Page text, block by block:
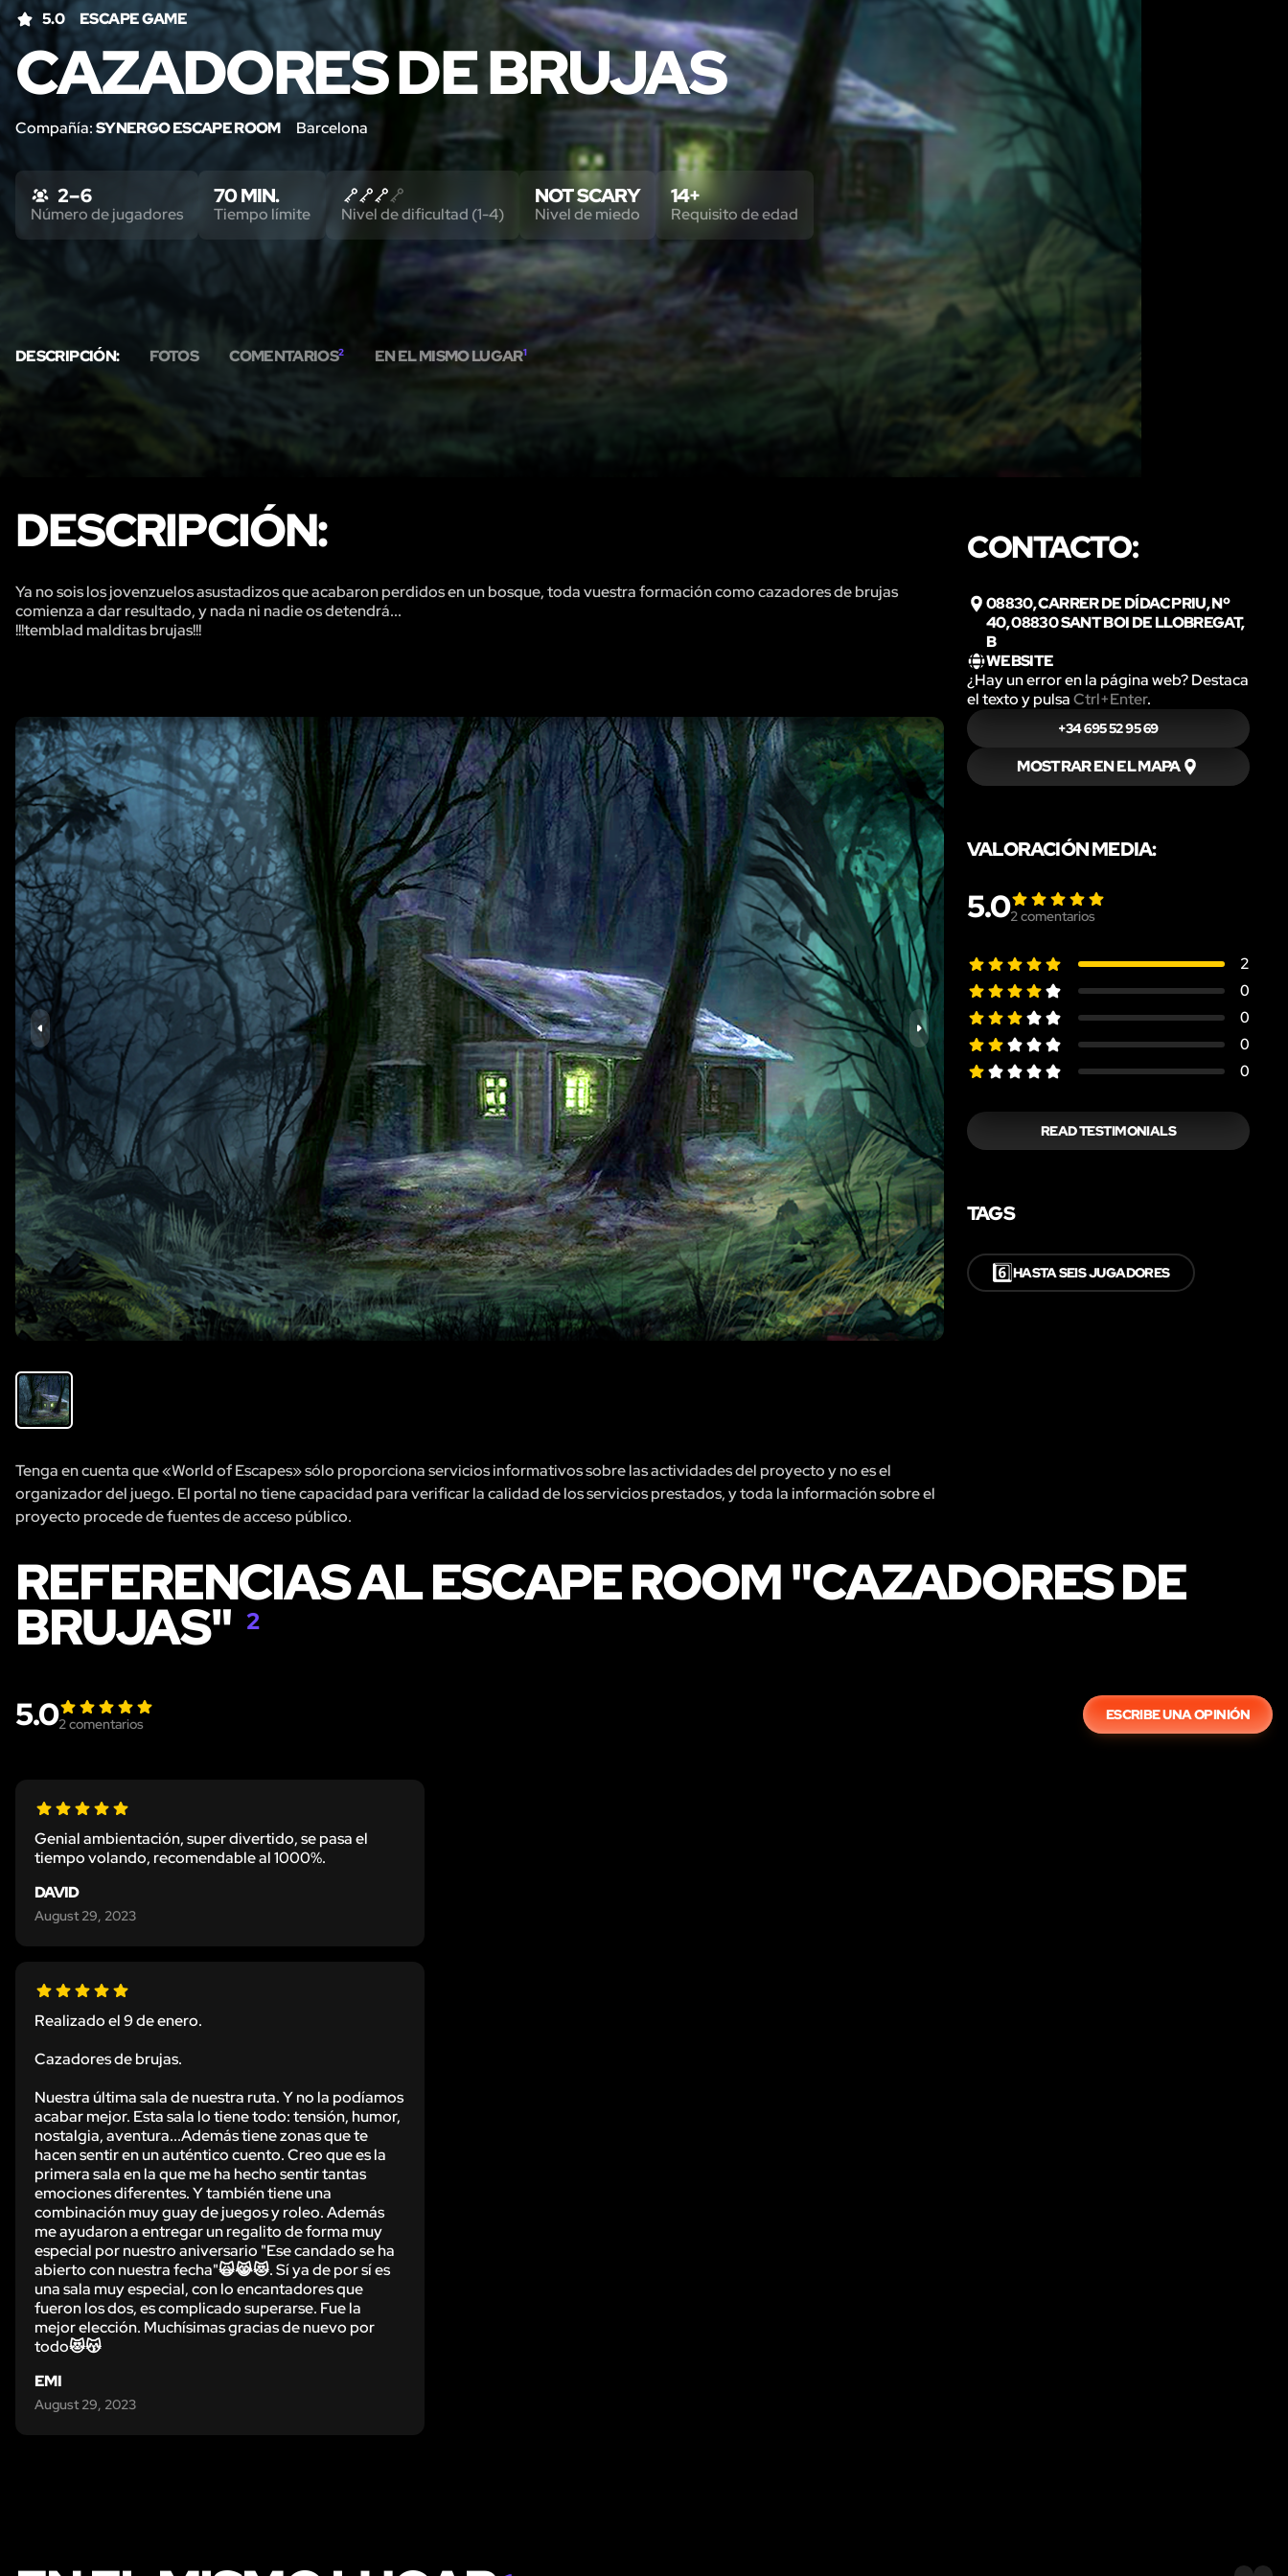
5.0 ESCAPE GAME
CAZADORES DE BRUJAS
Compañía:SYNERGO ESCAPE ROOM Barcelona
DESCRIPCIÓN: FOTOS COMENTARIOS2 EN EL MISMO LUGAR1
2 – 6
Número de jugadores
70 MIN.
Tiempo límite Nivel de dificultad (1-4)
NOT SCARY
Nivel de miedo
14+
Requisito de edad
DESCRIPCIÓN:
Ya no sois los jovenzuelos asustadizos que acabaron perdidos en un bosque, toda vuestra formación como cazadores de brujas
comienza a dar resultado, y nada ni nadie os detendrá...
!!!temblad malditas brujas!!!
Tenga en cuenta que «World of Escapes» sólo proporciona servicios informativos sobre las actividades del proyecto y no es el
organizador del juego. El portal no tiene capacidad para verificar la calidad de los servicios prestados, y toda la información sobre el
proyecto procede de fuentes de acceso público.
CONTACTO:
08830, CARRER DE DÍDAC PRIU, Nº
40, 08830 SANT BOI DE LLOBREGAT,
B
WEBSITE
¿Hay un error en la página web? Destaca
el texto y pulsaCtrl+Enter.
+34 695 52 95 69
MOSTRAR EN EL MAPA
VALORACIÓN MEDIA:
5.02comentarios
2
0
0
0
0
READ TESTIMONIALS
TAGS
6️⃣HASTA SEIS JUGADORES
REFERENCIAS AL ESCAPE ROOM "CAZADORES DE
BRUJAS"2
5.02comentarios
ESCRIBE UNA OPINIÓN
Genial ambientación, super divertido, se pasa el
tiempo volando, recomendable al 1000%.
DAVID
August 29, 2023
Realizado el 9 de enero.
Cazadores de brujas.
Nuestra última sala de nuestra ruta. Y no la podíamos
acabar mejor. Esta sala lo tiene todo: tensión, humor,
nostalgia, aventura...Además tiene zonas que te
hacen sentir en un auténtico cuento. Creo que es la
primera sala en la que me ha hecho sentir tantas
emociones diferentes. Y también tiene una
combinación muy guay de juegos y roleo. Además
me ayudaron a entregar un regalito de forma muy
especial por nuestro aniversario "Ese candado se ha
abierto con nuestra fecha"🙀😹😻. Sí ya de por sí es
una sala muy especial, con lo encantadores que
fueron los dos, es complicado superarse. Fue la
mejor elección. Muchísimas gracias de nuevo por
todo😻😽
EMI
August 29, 2023